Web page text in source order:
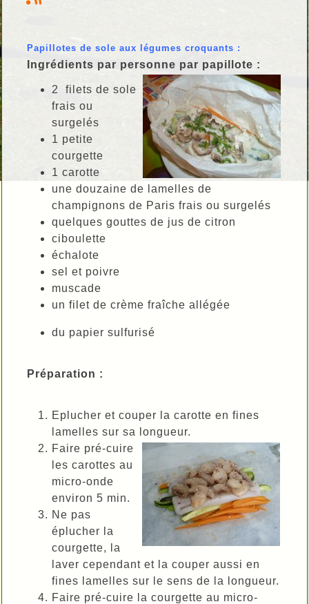
Papillotes de sole aux légumes croquants :
Ingrédients par personne par papillote :
2 filets de sole
frais ou
surgelés
1 petite
courgette
1 carotte
une douzaine de lamelles de
champignons de Paris frais ou surgelés
quelques gouttes de jus de citron
ciboulette
échalote
sel et poivre
muscade
un filet de crème fraîche allégée
du papier sulfurisé
Préparation :
Eplucher et couper la carotte en fines
lamelles sur sa longueur.
Faire pré-cuire
les carottes au
micro-onde
environ 5 min.
Ne pas
éplucher la
courgette, la
laver cependant et la couper aussi en
fines lamelles sur le sens de la longueur.
Faire pré-cuire la courgette au micro-